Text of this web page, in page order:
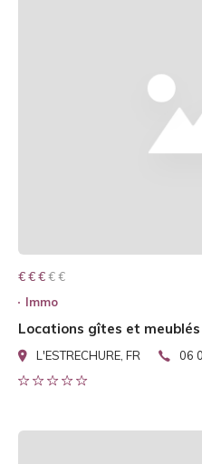
€ € € € €
€ € €
Immo
Locations gîtes et
L'ESTRECHURE, FR 06